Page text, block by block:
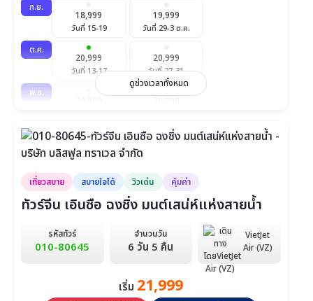
23,999
วันที่ 23-28
23,999
23,999
วันที่ 20-25
23,999
วันที่ 27-4 มี.ค.
วันที่ 6-11 วันที่ 13-18 วันที่ 20-25
ก.ย.
18,999
วันที่ 15-19
19,999
วันที่ 29-3 ต.ค.
ต.ค.
20,999
วันที่ 13-17
20,999
วันที่ 27-31
พ.ย.
ธ.ค.
21,999
วันที่ 8-12
22,999
ดูช่วงเวลาทั้งหมด
เที่ยวสบาย สบายใจได้ วิวเด่น คุ้มค่า
ทัวร์จีน เอินซือ ฉงชิ่ง มนต์เสน่ห์แห่งสายน้ำ
รหัสทัวร์
010-80645
จำนวนวัน
6 วัน 5 คืน
VietJet
Air (VZ)
เริ่ม 21,999